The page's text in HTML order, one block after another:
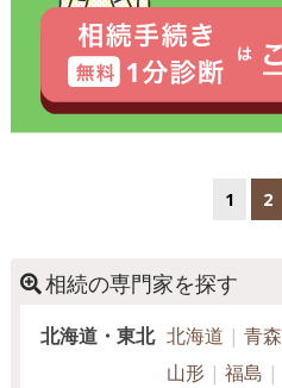
1 2
相続の専門家を探す
北海道・東北 北海道 青森
山形
福島